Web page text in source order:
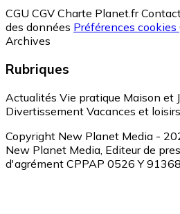
CGU CGV Charte Planet.fr
des données Préférences cookies
Archives
Rubriques
Actualités Vie pratique Maison et
Divertissement Vacances et loisirs
Copyright New Planet Media -
New Planet Media, Editeur de
d'agrément CPPAP 0526 Y 91368